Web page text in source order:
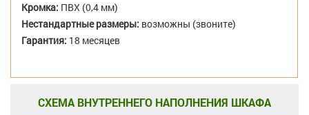
Кромка: ПВХ (0,4 мм)
Нестандартные размеры: возможны (звоните)
Гарантия: 18 месяцев
СХЕМА ВНУТРЕННЕГО НАПОЛНЕНИЯ ШКАФА